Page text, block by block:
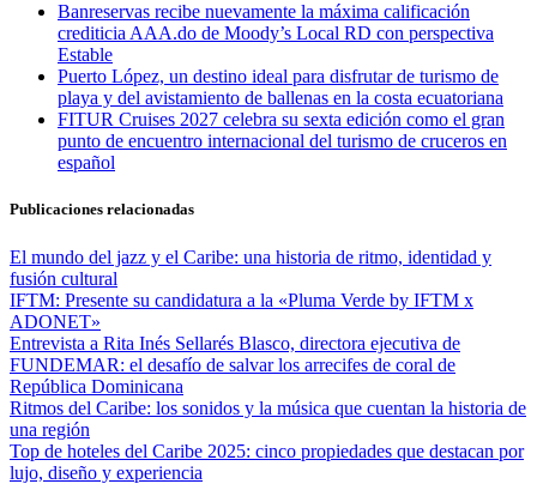
Banreservas recibe nuevamente la máxima calificación
crediticia AAA.do de Moody’s Local RD con perspectiva
Estable
Puerto López, un destino ideal para disfrutar de turismo de
playa y del avistamiento de ballenas en la costa ecuatoriana
FITUR Cruises 2027 celebra su sexta edición como el gran
punto de encuentro internacional del turismo de cruceros en
español
Publicaciones relacionadas
El mundo del jazz y el Caribe: una historia de ritmo, identidad y
fusión cultural
IFTM: Presente su candidatura a la «Pluma Verde by IFTM x
ADONET»
Entrevista a Rita Inés Sellarés Blasco, directora ejecutiva de
FUNDEMAR: el desafío de salvar los arrecifes de coral de
República Dominicana
Ritmos del Caribe: los sonidos y la música que cuentan la historia de
una región
Top de hoteles del Caribe 2025: cinco propiedades que destacan por
lujo, diseño y experiencia